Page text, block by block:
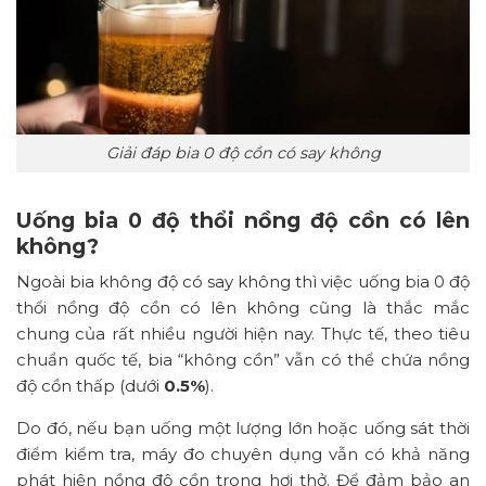
Giải đáp bia 0 độ cồn có say không
Uống bia 0 độ thổi nồng độ cồn có lên
không?
Ngoài bia không độ có say không thì việc uống bia 0 độ
thổi nồng độ cồn có lên không cũng là thắc mắc
chung của rất nhiều người hiện nay. Thực tế, theo tiêu
chuẩn quốc tế, bia “không cồn” vẫn có thể chứa nồng
độ cồn thấp (dưới 0.5%).
Do đó, nếu bạn uống một lượng lớn hoặc uống sát thời
điểm kiểm tra, máy đo chuyên dụng vẫn có khả năng
phát hiện nồng độ cồn trong hơi thở. Để đảm bảo an